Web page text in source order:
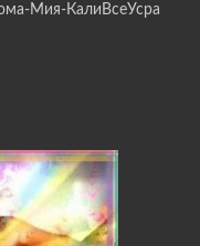
Мия-КалиВсеУсра